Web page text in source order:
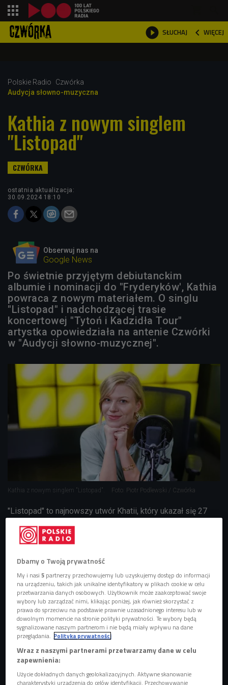
 SŁUCHAJ  WIĘCEJ

Polskie Radio
Czwórka
Audycja słowno-muzyczna
Kathia z nowym singlem
"Listopad"
ostatnia aktualizacja:
30.09.2024 18:10
Obserwuj nas na
Google News
Po świetnie przyjętym debiutanckim
albumie i nominacji do "Fryderyków', Kathia
powraca z nowym materiałem. O singlu
"Listopad" i nadchodzącej trasie
koncertowej "Tytoń i Kadzidła Tour"
artystka opowiedziała na antenie Czwórki
w "Audycji słowno-muzycznej".
Kathia z nowym singlem "Listopad". Foto: Piotr Podlewski / Czwórka
"Listopad" to najnowszy utwór Khatii, który ukazał się 27
wrześniawraz z teledyskiem
artystki który ukaże się w przyszłym roku, a w tym roku
miastach w ramach "Tytoń i Kadzidła Tour".
POSŁUCHAJ
19:22
Kathia z nowym singlem "Listopad" (Audycja słowno-
muzyczna/Czwórka)
Dbamy o Twoją prywatność
My i nasi5 partnerzy przechowujemy lub uzyskujemy dostęp do informacji
na urządzeniu, takich jak unikalne identyfikatory w plikach cookie w celu
przetwarzania danych osobowych. Użytkownik może zaakceptować swoje
wybory lub zarządzać nimi, klikając poniżej, jak również skorzystać z
prawa do sprzeciwu na podstawie prawnie uzasadnionego interesu lub w
dowolnym momencie na stronie polityki prywatności. Te wybory będą
sygnalizowane naszym partnerom i nie będą miały wpływu na dane
przeglądania. Polityka prywatności
Wraz z naszymi partnerami przetwarzamy dane w celu
zapewnienia:
Użycie dokładnych danych geolokalizacyjnych. Aktywne skanowanie
charakterystyki urządzenia do celów identyfikacji. Przechowywanie